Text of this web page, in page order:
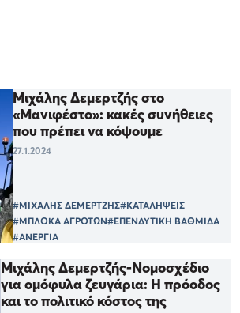
Μιχάλης Δεμερτζής στο
«Μανιφέστο»: κακές συνήθειες
που πρέπει να κόψουμε
27.1.2024
#ΜΙΧΑΛΗΣ ΔΕΜΕΡΤΖΗΣ#ΚΑΤΑΛΗΨΕΙΣ
#ΜΠΛΟΚΑ ΑΓΡΟΤΩΝ#ΕΠΕΝΔΥΤΙΚΗ ΒΑΘΜΙΔΑ
#ΑΝΕΡΓΙΑ
Μιχάλης Δεμερτζής-Νομοσχέδιο
για ομόφυλα ζευγάρια: Η πρόοδος
και το πολιτικό κόστος της